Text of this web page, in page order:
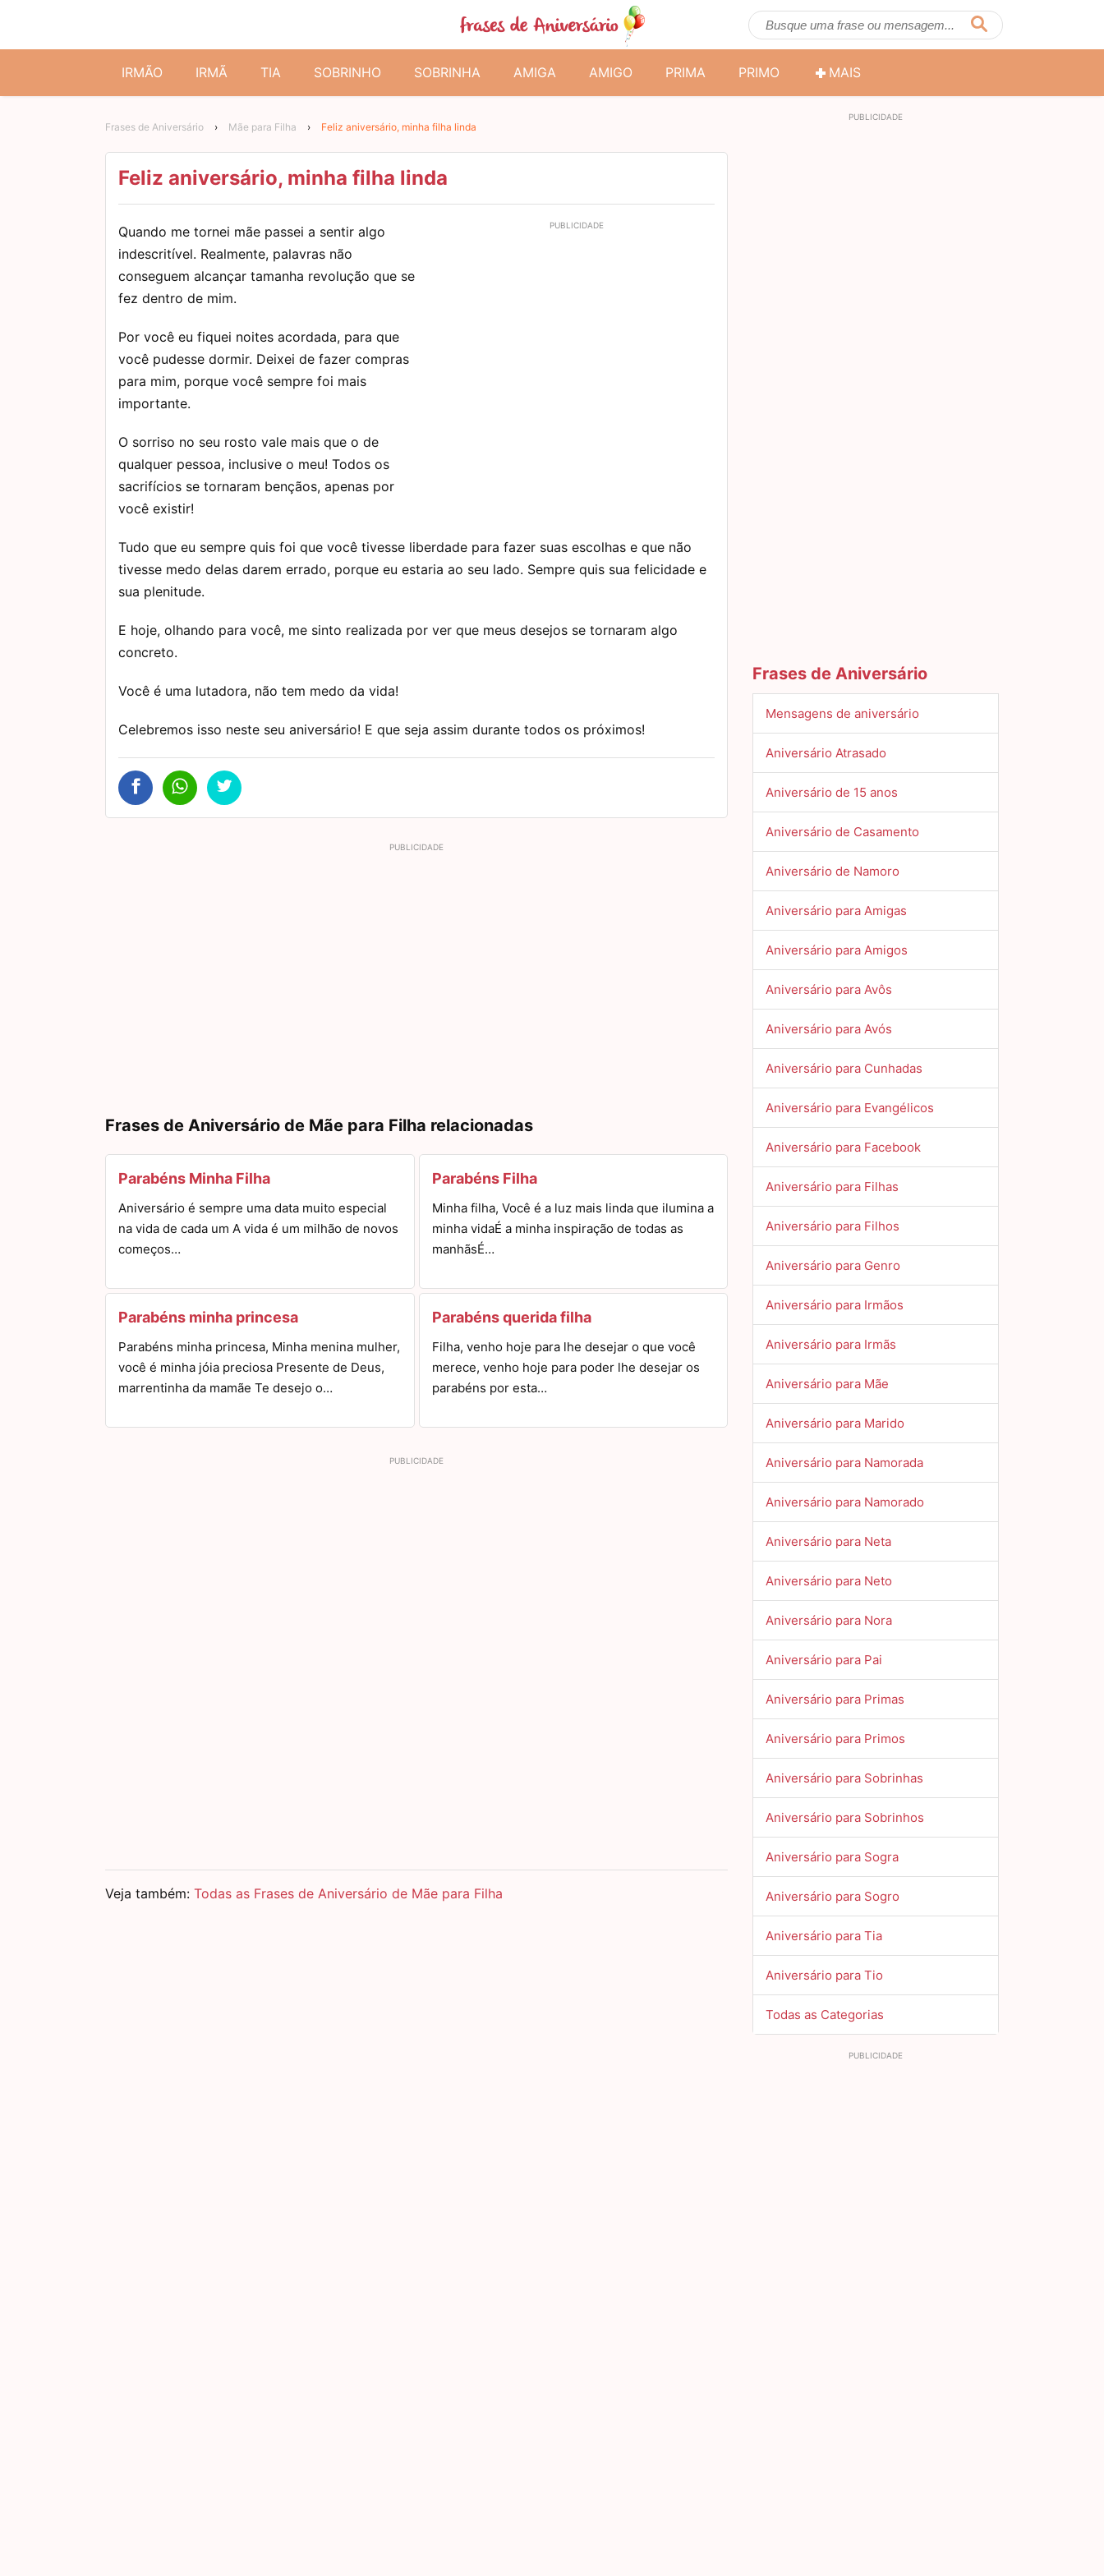
IRMÃO IRMÃ TIA SOBRINHO SOBRINHA AMIGA AMIGO PRIMA PRIMO MAIS
Frases de Aniversário › Mãe para Filha › Feliz aniversário, minha filha linda
Feliz aniversário, minha filha linda
Quando me tornei mãe passei a sentir algo
indescritível. Realmente, palavras não
conseguem alcançar tamanha revolução que se
fez dentro de mim.
Por você eu fiquei noites acordada, para que
você pudesse dormir. Deixei de fazer compras
para mim, porque você sempre foi mais
importante.
O sorriso no seu rosto vale mais que o de
qualquer pessoa, inclusive o meu! Todos os
sacrifícios se tornaram bençãos, apenas por
você existir!
Tudo que eu sempre quis foi que você tivesse liberdade para fazer suas escolhas e que não
tivesse medo delas darem errado, porque eu estaria ao seu lado. Sempre quis sua felicidade e
sua plenitude.
E hoje, olhando para você, me sinto realizada por ver que meus desejos se tornaram algo
concreto.
Você é uma lutadora, não tem medo da vida!
Celebremos isso neste seu aniversário! E que seja assim durante todos os próximos!
Frases de Aniversário de Mãe para Filha relacionadas
Parabéns Minha Filha
Aniversário é sempre uma data muito especial
na vida de cada um A vida é um milhão de novos
começos…
Parabéns minha princesa
Parabéns minha princesa, Minha menina mulher,
você é minha jóia preciosa Presente de Deus,
marrentinha da mamãe Te desejo o…
Parabéns Filha
Minha filha, Você é a luz mais linda que ilumina a
minha vidaÉ a minha inspiração de todas as
manhãsÉ…
Parabéns querida filha
Filha, venho hoje para lhe desejar o que você
merece, venho hoje para poder lhe desejar os
parabéns por esta…
Veja também: Todas as Frases de Aniversário de Mãe para Filha
Frases de Aniversário
Mensagens de aniversário
Aniversário Atrasado
Aniversário de 15 anos
Aniversário de Casamento
Aniversário de Namoro
Aniversário para Amigas
Aniversário para Amigos
Aniversário para Avôs
Aniversário para Avós
Aniversário para Cunhadas
Aniversário para Evangélicos
Aniversário para Facebook
Aniversário para Filhas
Aniversário para Filhos
Aniversário para Genro
Aniversário para Irmãos
Aniversário para Irmãs
Aniversário para Mãe
Aniversário para Marido
Aniversário para Namorada
Aniversário para Namorado
Aniversário para Neta
Aniversário para Neto
Aniversário para Nora
Aniversário para Pai
Aniversário para Primas
Aniversário para Primos
Aniversário para Sobrinhas
Aniversário para Sobrinhos
Aniversário para Sogra
Aniversário para Sogro
Aniversário para Tia
Aniversário para Tio
Todas as Categorias